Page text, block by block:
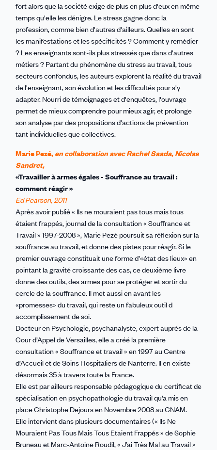
fort alors que la société exige de plus en plus d'eux en même
temps qu'elle les dénigre. Le stress gagne donc la
profession, comme bien d'autres d'ailleurs. Quelles en sont
les manifestations et les spécificités ? Comment y remédier
? Les enseignants sont-ils plus stressés que dans d'autres
métiers ? Partant du phénomène du stress au travail, tous
secteurs confondus, les auteurs explorent la réalité du travail
de l'enseignant, son évolution et les difficultés pour s'y
adapter. Nourri de témoignages et d'enquêtes, l'ouvrage
permet de mieux comprendre pour mieux agir, et prolonge
son analyse par des propositions d'actions de prévention
tant individuelles que collectives.
Marie Pezé, en collaboration avec Rachel Saada, Nicolas
Sandret,
«Travailler à armes égales - Souffrance au travail :
comment réagir »
Ed Pearson, 2011
Après avoir publié « Ils ne mouraient pas tous mais tous
étaient frappés, journal de la consultation « Souffrance et
Travail » 1997-2008 », Marie Pezé poursuit sa réflexion sur la
souffrance au travail, et donne des pistes pour réagir. Si le
premier ouvrage constituait une forme d’«état des lieux» en
pointant la gravité croissante des cas, ce deuxième livre
donne des outils, des armes pour se protéger et sortir du
cercle de la souffrance. Il met aussi en avant les
«promesses» du travail, qui reste un fabuleux outil d
accomplissement de soi.
Docteur en Psychologie, psychanalyste, expert auprès de la
Cour d’Appel de Versailles, elle a créé la première
consultation « Souffrance et travail » en 1997 au Centre
d’Accueil et de Soins Hospitaliers de Nanterre. Il en existe
désormais 35 à travers toute la France.
Elle est par ailleurs responsable pédagogique du certificat de
spécialisation en psychopathologie du travail qu’a mis en
place Christophe Dejours en Novembre 2008 au CNAM.
Elle intervient dans plusieurs documentaires (« Ils Ne
Mouraient Pas Tous Mais Tous Etaient Frappés » de Sophie
Bruneau et Marc-Antoine Roudil, « J’ai Très Mal au Travail »